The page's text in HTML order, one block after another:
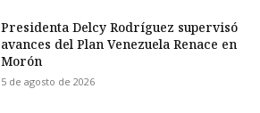
Presidenta Delcy Rodríguez supervisó
avances del Plan Venezuela Renace en
Morón
5 de agosto de 2026